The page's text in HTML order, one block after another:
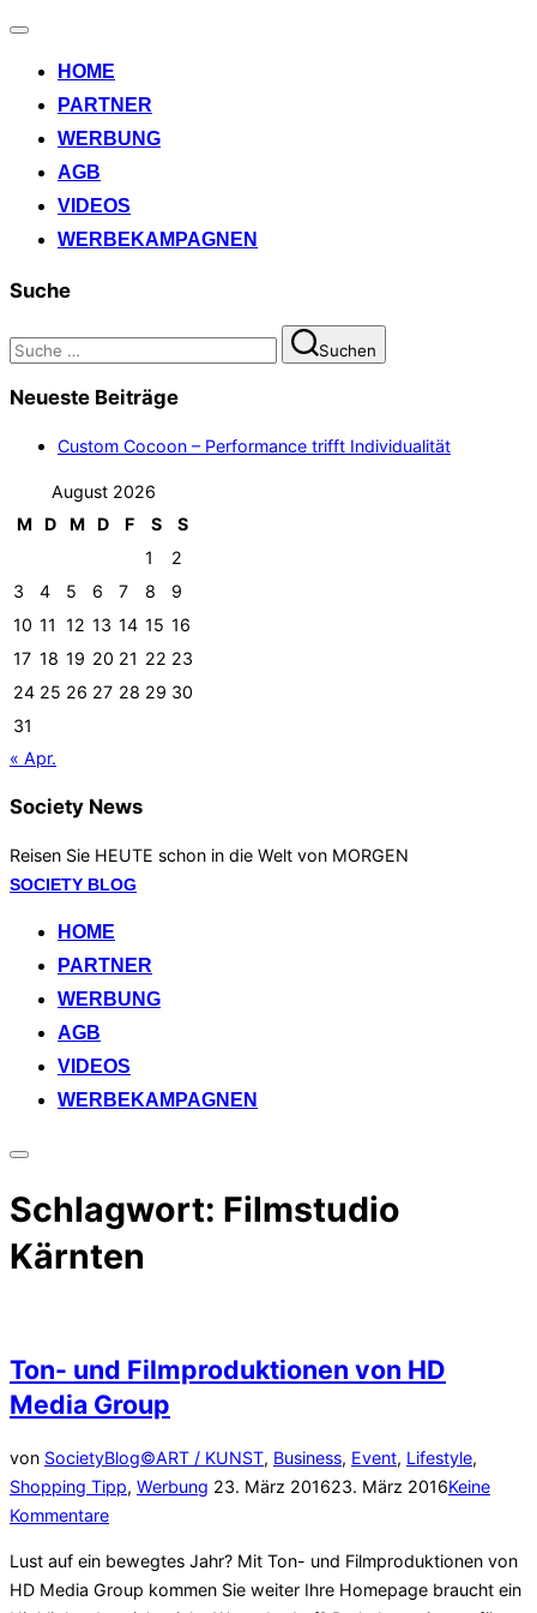
Navigation
HOME
PARTNER
WERBUNG
AGB
VIDEOS
WERBEKAMPAGNEN
Suche
Suchen
nach:
Suchen
Neueste Beiträge
Custom Cocoon – Performance trifft Individualität
August 2026
M
D M D F S
S
1
2
3
4 5 6 7 8
9
10 11 12 13 14 15 16
17 18 19 20 21 22 23
24 25 26 27 28 29 30
31
« Apr.
Society News
Reisen Sie HEUTE schon in die Welt von MORGEN
Zum
springen
SOCIETY BLOG
HOME
PARTNER
WERBUNG
AGB
VIDEOS
WERBEKAMPAGNEN
Seitenleiste
Navigation
umschalten
Schlagwort: Filmstudio
Kärnten
Ton- und Filmproduktionen von HD
Media Group
von SocietyBlog©ART / KUNST, Business, Event, Lifestyle,
Shopping Tipp, Werbung Veröffentlicht
23. März 201623. März 2016Keine
Kommentare
Lust auf ein bewegtes Jahr? Mit Ton- und Filmproduktionen von
HD Media Group kommen Sie weiter Ihre Homepage braucht ein